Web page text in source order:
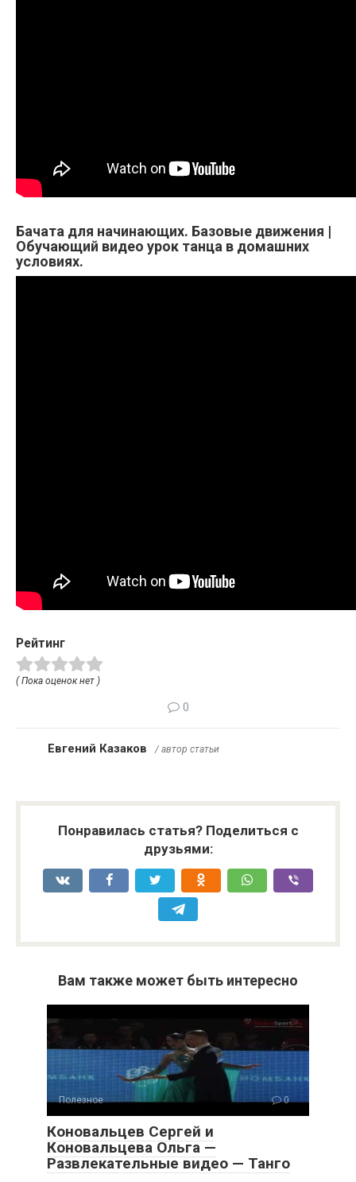
Бачата для начинающих. Базовые движения |
Обучающий видео урок танца в домашних
условиях.
Рейтинг
( Пока оценок нет )
0
Евгений Казаков / автор статьи
Понравилась статья? Поделиться с
друзьями:
Вам также может быть интересно
Полезное 0
Коновальцев Сергей и
Коновальцева Ольга —
Развлекательные видео — Танго